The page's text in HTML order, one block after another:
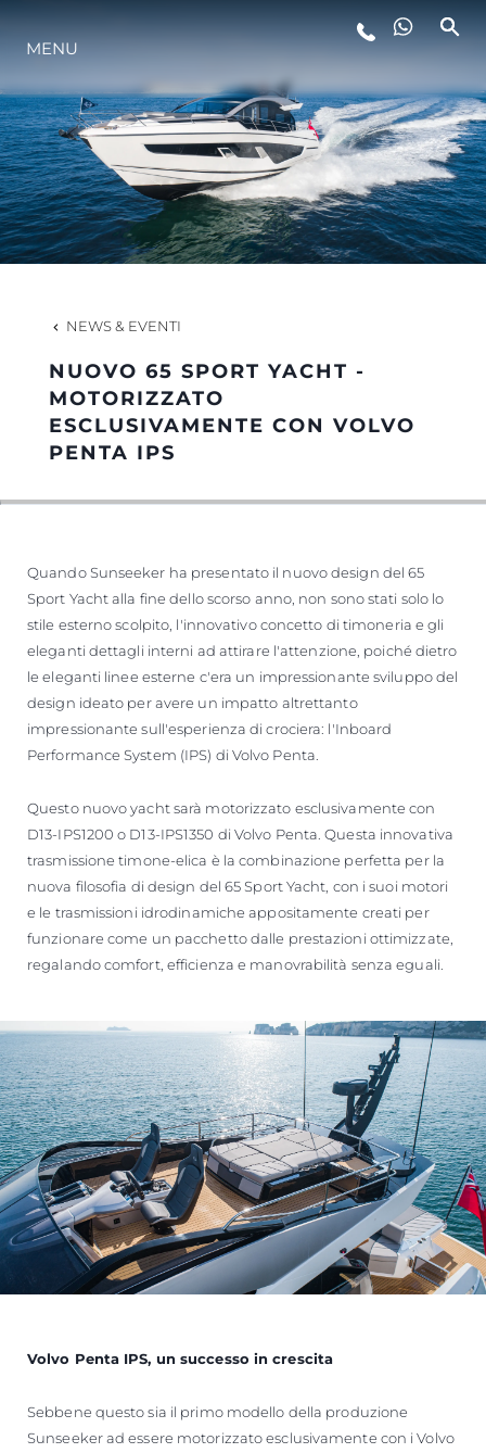
LIFESTYLE
INNOVAZIONE
L'AZIENDA
HERITAGE
MENU
NEWS & EVENTI
NUOVO 65 SPORT YACHT -
MOTORIZZATO
ESCLUSIVAMENTE CON VOLVO
PENTA IPS
Quando Sunseeker ha presentato il nuovo design del 65
Sport Yacht alla fine dello scorso anno, non sono stati solo lo
stile esterno scolpito, l'innovativo concetto di timoneria e gli
eleganti dettagli interni ad attirare l'attenzione, poiché dietro
le eleganti linee esterne c'era un impressionante sviluppo del
design ideato per avere un impatto altrettanto
impressionante sull'esperienza di crociera: l'Inboard
Performance System (IPS) di Volvo Penta.
Questo nuovo yacht sarà motorizzato esclusivamente con
D13-IPS1200 o D13-IPS1350 di Volvo Penta. Questa innovativa
trasmissione timone-elica è la combinazione perfetta per la
nuova filosofia di design del 65 Sport Yacht, con i suoi motori
e le trasmissioni idrodinamiche appositamente creati per
funzionare come un pacchetto dalle prestazioni ottimizzate,
regalando comfort, efficienza e manovrabilità senza eguali.
Volvo Penta IPS, un successo in crescita
Sebbene questo sia il primo modello della produzione
Sunseeker ad essere motorizzato esclusivamente con i Volvo